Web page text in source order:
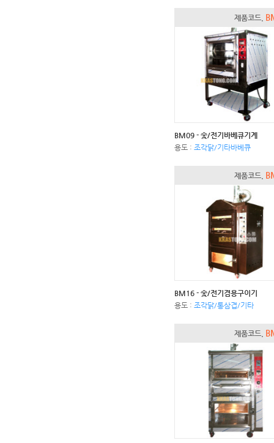
제품코드.
BM09 - 숯/전기바베큐기계
용도 : 조각닭/기타바베큐
제품코드.
BM16 - 숯/전기겸용구이기
용도 : 조각닭/통삼겹/기타
제품코드.